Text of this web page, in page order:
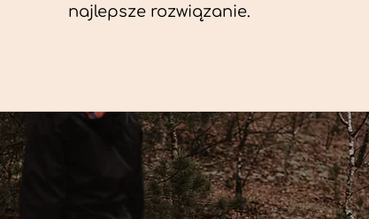
najlepsze rozwiązanie.